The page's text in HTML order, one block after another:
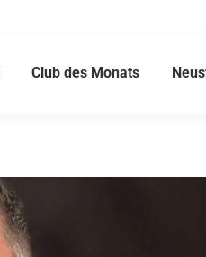
Club des Monats